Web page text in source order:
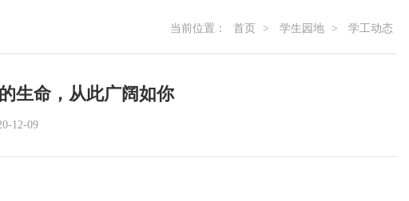
当前位置： 首页 > 学生园地 > 学工动态
生命，从此广阔如你
12-09